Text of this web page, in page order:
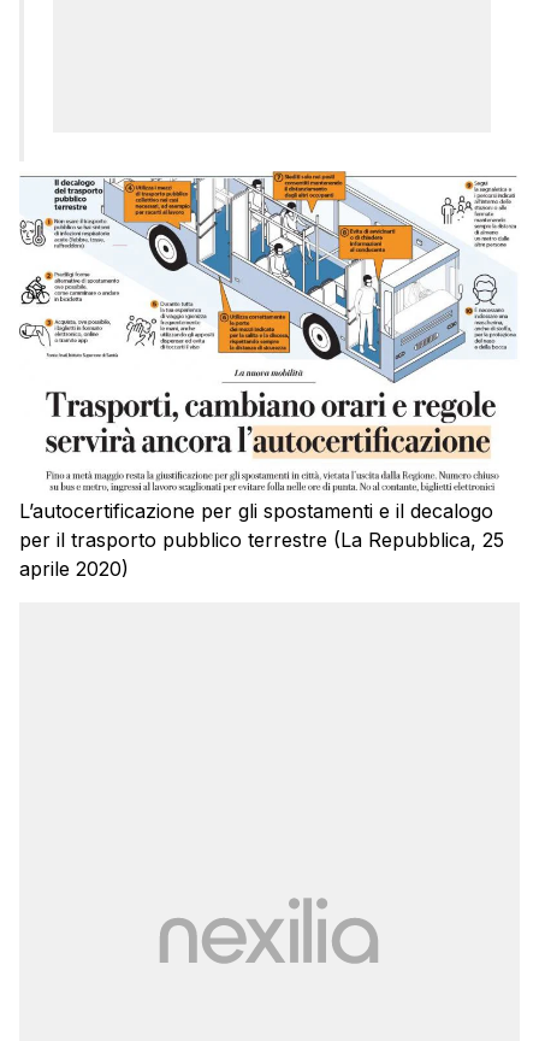
L’autocertificazione per gli spostamenti e il decalogo
per il trasporto pubblico terrestre (La Repubblica, 25
aprile 2020)